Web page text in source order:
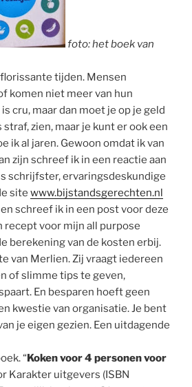
foto: het boek van
tijden. Mensen
komen niet meer van hun
cru, maar dan moet je op je geld
zien, maar je kunt er ook een
ik al jaren. Gewoon omdat ik van
zijn schreef ik in een reactie aan
schrijfster, ervaringsdeskundige
site www.bijstandsgerechten.nl
schreef ik in een post voor deze
recept voor mijn all purpose
berekening van de kosten erbij.
van Merlien. Zij vraagt iedereen
of slimme tips te geven,
En besparen hoeft geen
kwestie van organisatie. Je bent
je eigen gezien. Een uitdagende
“Koken voor 4 personen voor
Karakter uitgevers (ISBN